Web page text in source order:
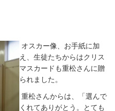
オスカー像、お手紙に加
え、生徒たちからはクリス
マスカードも重松さんに贈
られました。
重松さんからは、「選んで
くれてありがとう。とても